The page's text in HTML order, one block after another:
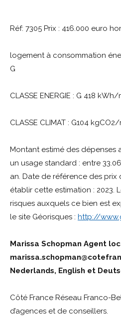
Réf: 7305 Prix : 416.000 euro
logement à consommation
G
CLASSE ENERGIE : G 418 kWh/
CLASSE CLIMAT : G104
Montant estimé des dépenses
un usage standard : entre
an. Date de référence des prix
établir cette estimation : 2023.
risques auxquels ce bien est
le site Géorisques : http://
Marissa Schopman Agent
Nederlands, English et
Côté France Réseau Franco-
d’agences et de conseillers.